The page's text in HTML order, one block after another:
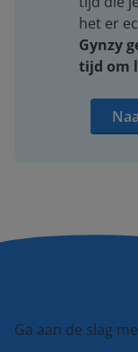
het er
Gynzy
tijd om
Ga aan de slag